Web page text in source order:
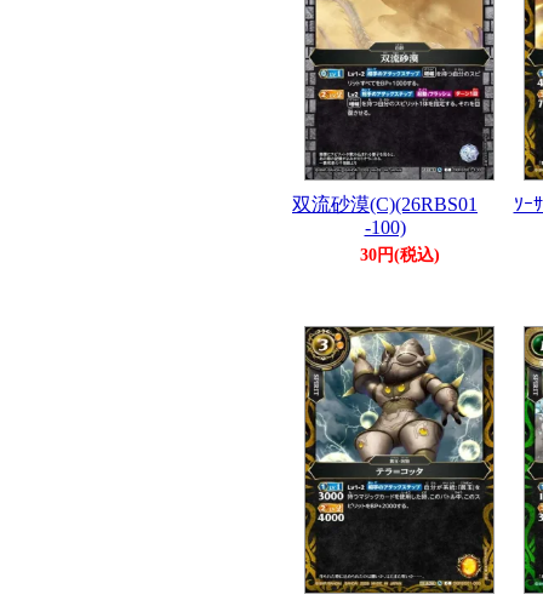
双流砂漠(C)(26RBS01
-100)
30円(税込)
ｿｰ